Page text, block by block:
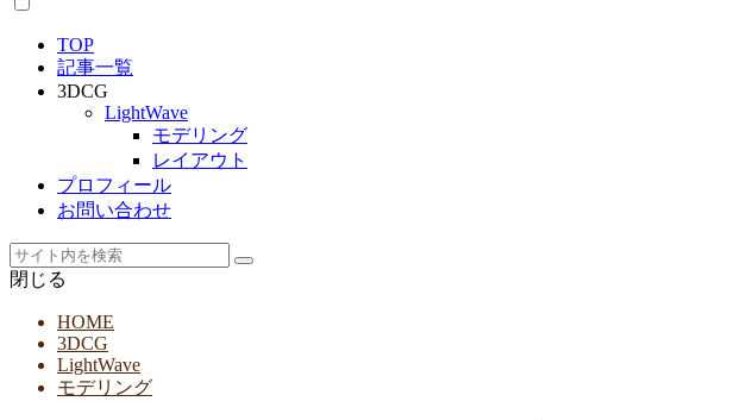
TOP
記事一覧
3DCG
LightWave
モデリング
レイアウト
プロフィール
お問い合わせ
閉じる
HOME
3DCG
LightWave
モデリング